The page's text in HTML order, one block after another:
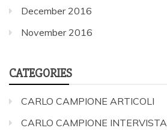
December 2016
November 2016
CATEGORIES
CARLO CAMPIONE ARTICOLI
CARLO CAMPIONE INTERVISTA